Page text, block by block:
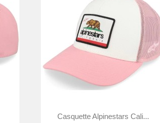
Aperçu rapide
Casquette Alpinestars Cali...